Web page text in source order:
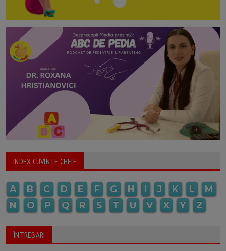
INDEX CUVINTE CHEIE
A B C D E F G H I J K L
M
N
O P Q R S T U V X Y Z
ÎNTREBARI